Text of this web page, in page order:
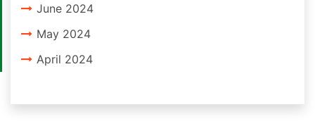
June 2024
May 2024
April 2024